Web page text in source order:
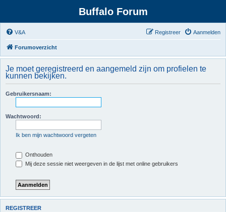
Buffalo Forum
V&A Aanmelden
Registreer
Forumoverzicht
Je moet geregistreerd en aangemeld zijn om profielen te
kunnen bekijken.
Gebruikersnaam:
Wachtwoord:
Ik ben mijn wachtwoord vergeten
Onthouden
Mij deze sessie niet weergeven in de lijst met online gebruikers
REGISTREER